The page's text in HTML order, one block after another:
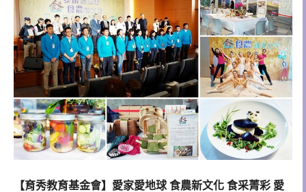
【育秀教育基金會】愛家愛地球 食農新文化 食采菁彩 愛